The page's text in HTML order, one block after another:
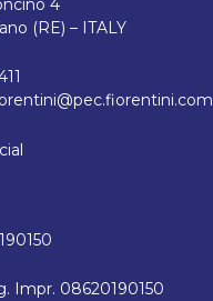
4
(RE) – ITALY
Impr. 08620190150